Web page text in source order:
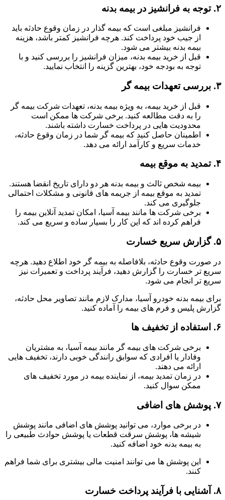
۲. توجه به فرانشیز در بیمه بدنه
فرانشیز مبلغی است که بیمه گذار در زمان وقوع حادثه باید
از جیب خود پرداخت کند. هرچه فرانشیز کمتر باشد، هزینه
بیمه بدنه بیشتر می شود.
قبل از خرید بیمه بدنه، میزان فرانشیز را بررسی کنید و با
توجه به بودجه خود، بهترین گزینه را انتخاب نمایید.
۳. بررسی تعهدات بیمه گر
قبل از خرید بیمه، به ویژه بیمه بدنه، تعهدات شرکت بیمه گر
را به دقت مطالعه کنید. برخی شرکت ها ممکن است
محدودیت هایی در پرداخت خسارت داشته باشند.
اطمینان حاصل کنید که بیمه گر شما در زمان وقوع حادثه،
خدمات سریع و کارآمد ارائه می دهد.
۴. تمدید به موقع بیمه
بیمه شخص ثالث و بیمه بدنه هر دو دارای تاریخ انقضا هستند.
تمدید به موقع بیمه از جریمه های قانونی و مشکلات احتمالی
جلوگیری می کند.
برخی شرکت ها مانند بیمه آسیا، امکان تمدید آنلاین بیمه را
فراهم کرده اند که این کار را بسیار ساده و سریع می کند.
۵. گزارش سریع خسارت
در صورت وقوع حادثه، بلافاصله به بیمه گر خود اطلاع دهید. هرچه
سریع تر خسارت را گزارش دهید، فرآیند پرداخت و تعمیرات نیز
سریع تر انجام می شود.
برای بیمه بدنه خودرو آسیا، مدارک لازم مانند تصاویر محل حادثه،
گزارش پلیس و فرم های بیمه را آماده کنید.
۶. استفاده از تخفیف ها
برخی شرکت های بیمه گر مانند بیمه آسیا، به مشتریان
وفادار یا افرادی که سوابق رانندگی خوبی دارند، تخفیف هایی
ارائه می دهند.
در زمان تمدید بیمه، از نماینده بیمه در مورد تخفیف های
ممکن سوال کنید.
۷. پوشش های اضافی
در برخی موارد، می توانید پوشش های اضافی مانند پوشش
شیشه ها، پوشش سرقت قطعات یا پوشش حوادث طبیعی را
به بیمه بدنه خود اضافه کنید.
این پوشش ها می توانند امنیت مالی بیشتری برای شما فراهم
کنند.
۸. آشنایی با فرآیند پرداخت خسارت